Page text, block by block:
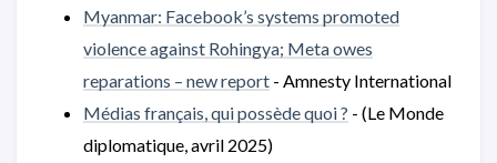
Myanmar: Facebook’s systems promoted
violence against Rohingya; Meta owes
reparations – new report - Amnesty International
Médias français, qui possède quoi ? - (Le Monde
diplomatique, avril 2025)